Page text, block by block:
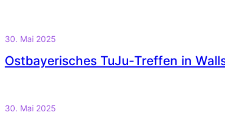
30. Mai 2025
Ostbayerisches TuJu-Treffen in
30. Mai 2025